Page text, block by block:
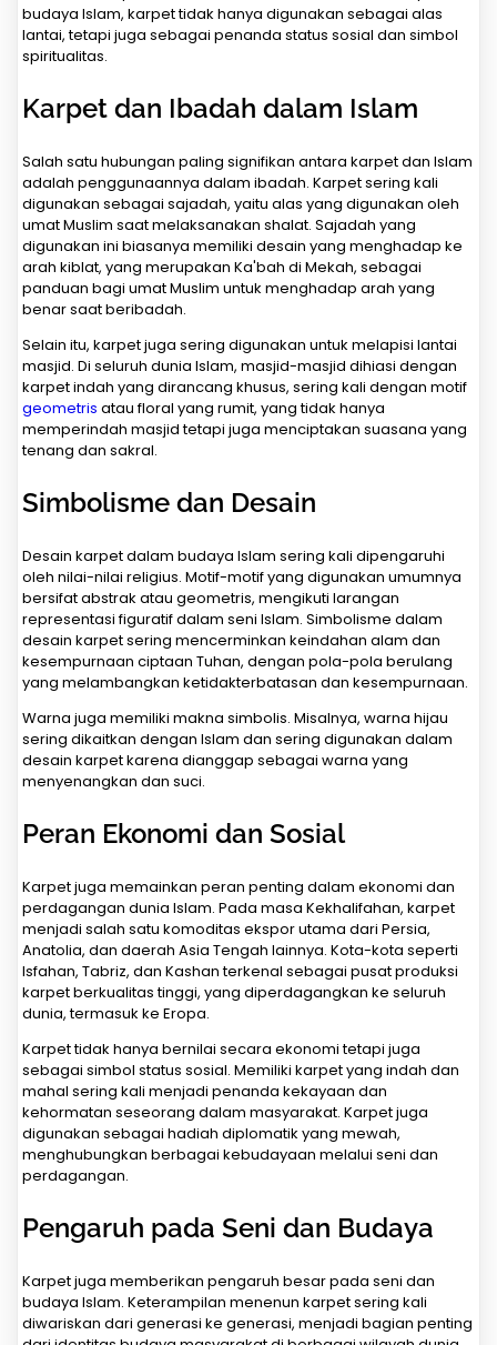
budaya Islam, karpet tidak hanya digunakan sebagai alas
lantai, tetapi juga sebagai penanda status sosial dan simbol
spiritualitas.
Karpet dan Ibadah dalam Islam
Salah satu hubungan paling signifikan antara karpet dan Islam
adalah penggunaannya dalam ibadah. Karpet sering kali
digunakan sebagai sajadah, yaitu alas yang digunakan oleh
umat Muslim saat melaksanakan shalat. Sajadah yang
digunakan ini biasanya memiliki desain yang menghadap ke
arah kiblat, yang merupakan Ka'bah di Mekah, sebagai
panduan bagi umat Muslim untuk menghadap arah yang
benar saat beribadah.
Selain itu, karpet juga sering digunakan untuk melapisi lantai
masjid. Di seluruh dunia Islam, masjid-masjid dihiasi dengan
karpet indah yang dirancang khusus, sering kali dengan motif
geometris atau floral yang rumit, yang tidak hanya
memperindah masjid tetapi juga menciptakan suasana yang
tenang dan sakral.
Simbolisme dan Desain
Desain karpet dalam budaya Islam sering kali dipengaruhi
oleh nilai-nilai religius. Motif-motif yang digunakan umumnya
bersifat abstrak atau geometris, mengikuti larangan
representasi figuratif dalam seni Islam. Simbolisme dalam
desain karpet sering mencerminkan keindahan alam dan
kesempurnaan ciptaan Tuhan, dengan pola-pola berulang
yang melambangkan ketidakterbatasan dan kesempurnaan.
Warna juga memiliki makna simbolis. Misalnya, warna hijau
sering dikaitkan dengan Islam dan sering digunakan dalam
desain karpet karena dianggap sebagai warna yang
menyenangkan dan suci.
Peran Ekonomi dan Sosial
Karpet juga memainkan peran penting dalam ekonomi dan
perdagangan dunia Islam. Pada masa Kekhalifahan, karpet
menjadi salah satu komoditas ekspor utama dari Persia,
Anatolia, dan daerah Asia Tengah lainnya. Kota-kota seperti
Isfahan, Tabriz, dan Kashan terkenal sebagai pusat produksi
karpet berkualitas tinggi, yang diperdagangkan ke seluruh
dunia, termasuk ke Eropa.
Karpet tidak hanya bernilai secara ekonomi tetapi juga
sebagai simbol status sosial. Memiliki karpet yang indah dan
mahal sering kali menjadi penanda kekayaan dan
kehormatan seseorang dalam masyarakat. Karpet juga
digunakan sebagai hadiah diplomatik yang mewah,
menghubungkan berbagai kebudayaan melalui seni dan
perdagangan.
Pengaruh pada Seni dan Budaya
Karpet juga memberikan pengaruh besar pada seni dan
budaya Islam. Keterampilan menenun karpet sering kali
diwariskan dari generasi ke generasi, menjadi bagian penting